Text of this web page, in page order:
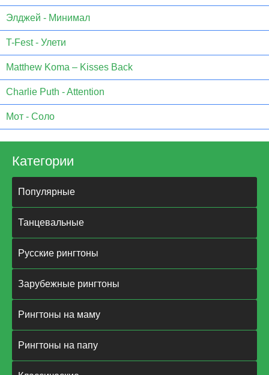
Элджей - Минимал
T-Fest - Улети
Matthew Koma – Kisses Back
Charlie Puth - Attention
Мот - Соло
Категории
Популярные
Танцевальные
Русские рингтоны
Зарубежные рингтоны
Рингтоны на маму
Рингтоны на папу